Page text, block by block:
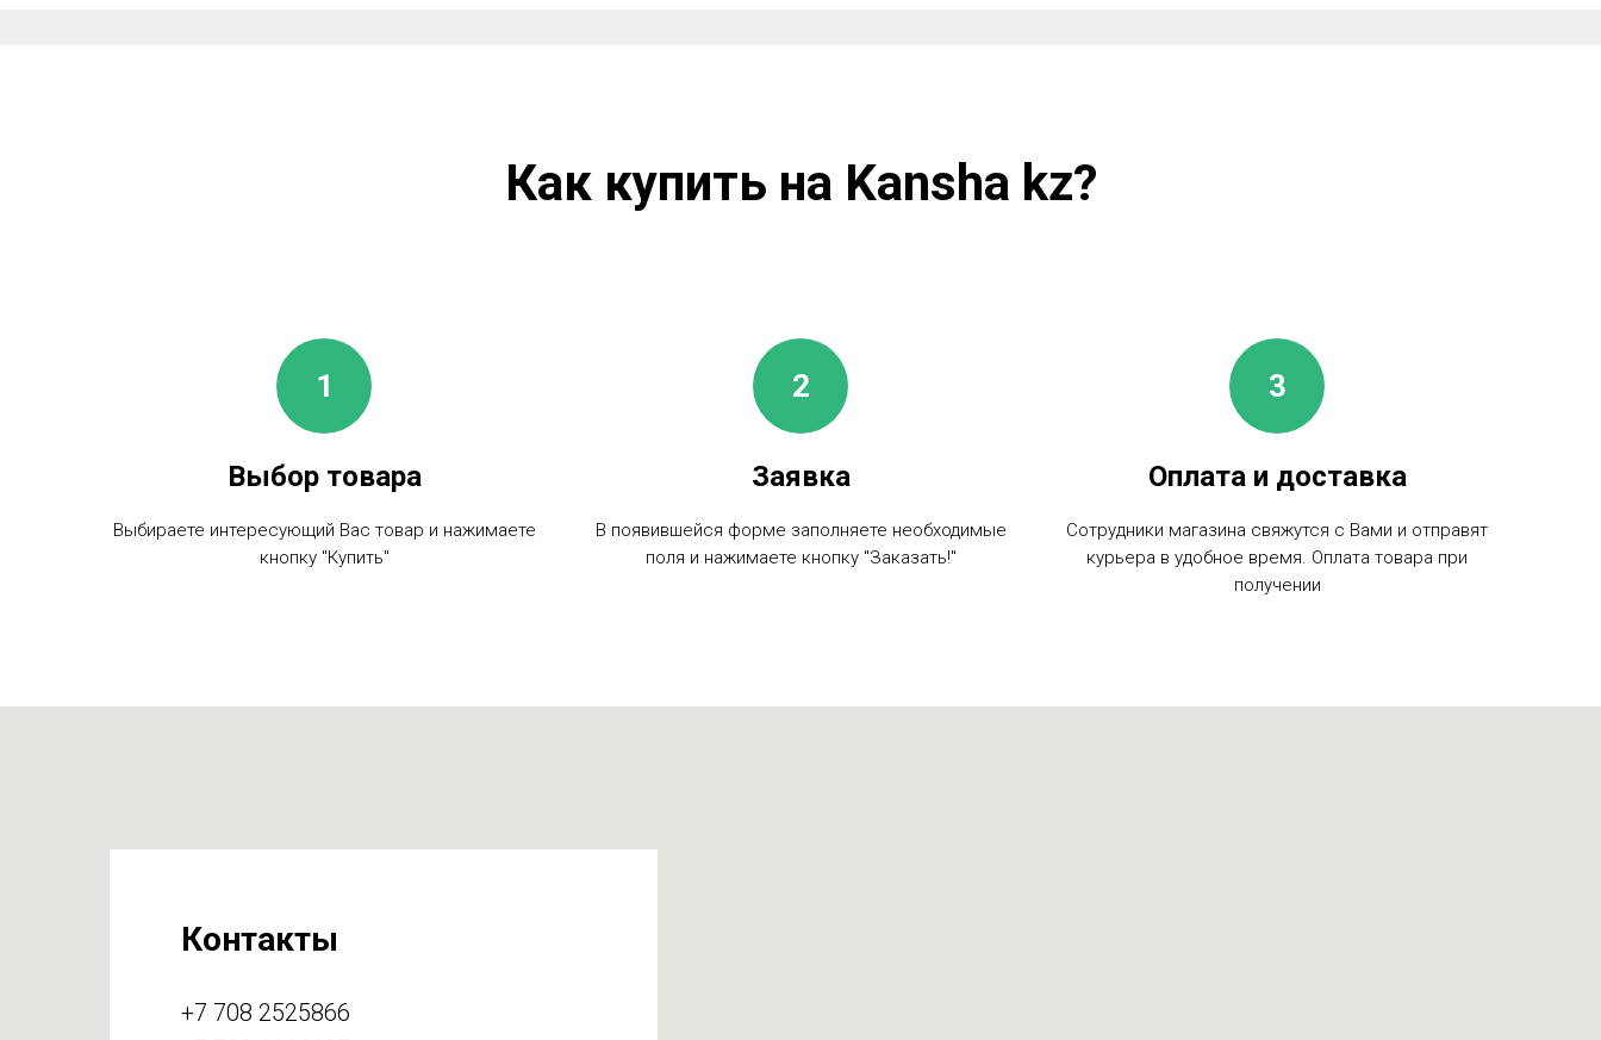
Как купить на Kansha kz?
Выбор товара
Выбираете интересующий Вас товар и нажимаете
кнопку "Купить"
Заявка
В появившейся форме заполняете необходимые
поля и нажимаете кнопку "Заказать!"
Оплата и доставка
Сотрудники магазина свяжутся с Вами и отправят
курьера в удобное время. Оплата товара при
получении
Контакты
+7 708 2525866